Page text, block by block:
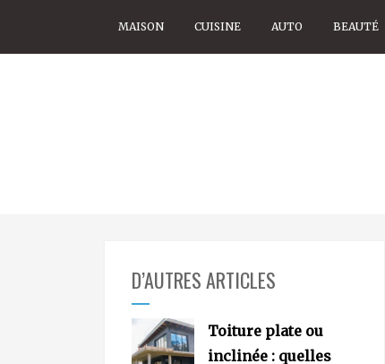
MAISON CUISINE AUTO BEAUTÉ
D’AUTRES ARTICLES
Toiture plate ou
inclinée : quelles